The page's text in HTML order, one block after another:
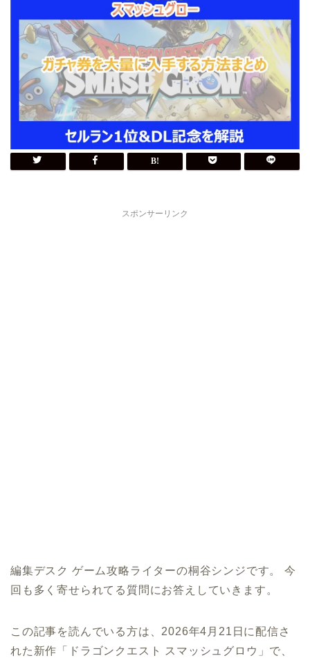
スポンサーリンク
編集デスク ゲーム攻略ライターの桐谷シンジです。 今
回も多く寄せられてる質問にお答えしていきます。
この記事を読んでいる方は、2026年4月21日に配信さ
れた新作「ドラゴンクエスト スマッシュグロウ」で、